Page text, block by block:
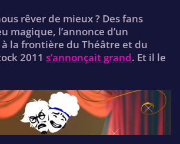
rêver de mieux ? Des fans
magique, l’annonce d’un
la frontière du Théâtre et du
2011 s’annonçait grand. Et il le